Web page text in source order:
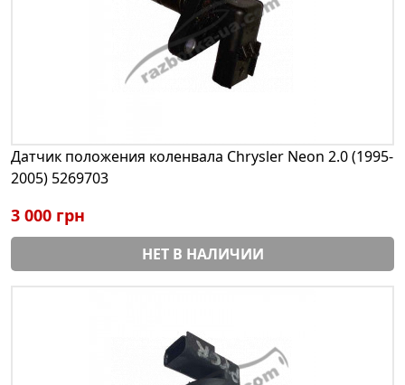
Датчик положения коленвала Chrysler Neon 2.0 (1995-
2005) 5269703
3 000 грн
НЕТ В НАЛИЧИИ